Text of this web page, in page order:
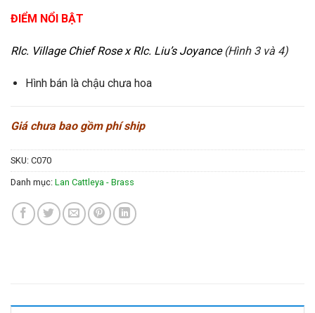
ĐIỂM NỔI BẬT
Rlc. Village Chief Rose x Rlc. Liu’s Joyance(Hình 3 và 4)
Hình bán là chậu chưa hoa
Giá chưa bao gồm phí ship
SKU: C070
Danh mục: Lan Cattleya - Brass